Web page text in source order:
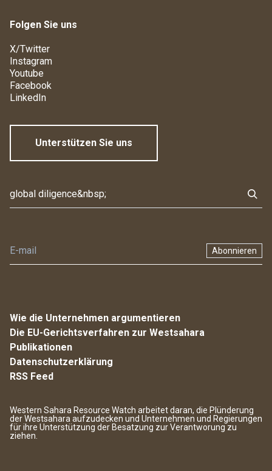
Folgen Sie uns
X/Twitter
Instagram
Youtube
Facebook
LinkedIn
Unterstützen Sie uns
Abonnieren
Wie die Unternehmen argumentieren
Die EU-Gerichtsverfahren zur Westsahara
Publikationen
Datenschutzerklärung
RSS Feed
Western Sahara Resource Watch arbeitet daran, die Plünderung
der Westsahara aufzudecken und Unternehmen und Regierungen
für ihre Unterstützung der Besatzung zur Verantworung zu
ziehen.